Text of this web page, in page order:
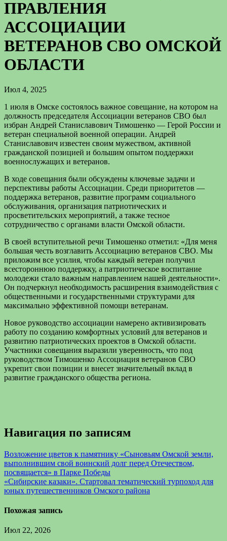
ПРАВЛЕНИЯ
АССОЦИАЦИИ
ВЕТЕРАНОВ СВО ОМСКОЙ
ОБЛАСТИ
Июл 4, 2025
1 июля в Омске состоялось важное совещание, на котором на
должность председателя Ассоциации ветеранов СВО был
избран Андрей Станиславович Тимошенко — Герой России и
ветеран специальной военной операции. Андрей
Станиславович известен своим мужеством, активной
гражданской позицией и большим опытом поддержки
военнослужащих и ветеранов.
В ходе совещания были обсуждены ключевые задачи и
перспективы работы Ассоциации. Среди приоритетов —
поддержка ветеранов, развитие программ социального
обслуживания, организация патриотических и
просветительских мероприятий, а также тесное
сотрудничество с органами власти Омской области.
В своей вступительной речи Тимошенко отметил: «Для меня
большая честь возглавить Ассоциацию ветеранов СВО. Мы
приложим все усилия, чтобы каждый ветеран получил
всестороннюю поддержку, а патриотическое воспитание
молодежи стало важным направлением нашей деятельности».
Он подчеркнул необходимость расширения взаимодействия с
общественными и государственными структурами для
максимально эффективной помощи ветеранам.
Новое руководство ассоциации намерено активизировать
работу по созданию комфортных условий для ветеранов и
развитию патриотических проектов в Омской области.
Участники совещания выразили уверенность, что под
руководством Тимошенко Ассоциация ветеранов СВО
укрепит свои позиции и внесет значительный вклад в
развитие гражданского общества региона.
Навигация по записям
Возложение цветов к памятнику «Сыновьям Омской земли,
выполнившим свой воинский долг перед Отечеством,
посвящается» в Парке Победы
«Сибирские казаки». Стартовал тематический турпоход для
юных путешественников Омского района
Похожая запись
Июл 22, 2026